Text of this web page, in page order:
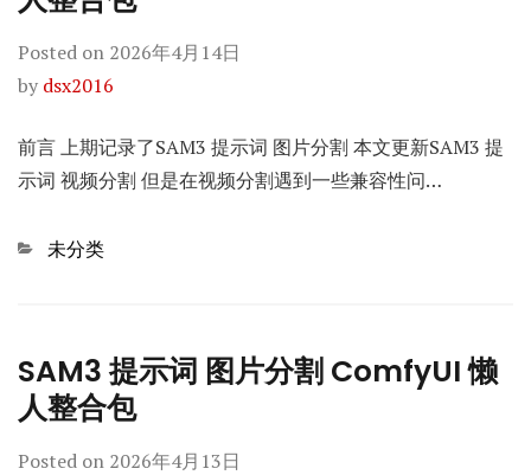
Posted on 2026年4月14日
by dsx2016
前言 上期记录了SAM3 提示词 图片分割 本文更新SAM3 提
示词 视频分割 但是在视频分割遇到一些兼容性问…
Categories
未分类
SAM3 提示词 图片分割 ComfyUI 懒
人整合包
Posted on 2026年4月13日